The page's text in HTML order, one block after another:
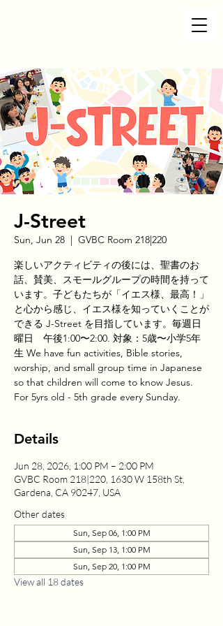
J-Street
Sun, Jun 28
  |
GVBC Room 218|220
楽しいアクティビティの後には、聖書のお
話、賛美、スモールグループの時間を持って
います。子どもたちが「イエス様、最高！」
と心から感じ、イエス様を知っていくことが
できる J-Street を目指しています。毎週日
曜日 午後1:00〜2:00. 対象：5歳〜小学5年
生 We have fun activities, Bible stories,
worship, and small group time in Japanese
so that children will come to know Jesus.
For 5yrs old - 5th grade every Sunday.
Details
Jun 28, 2026, 1:00 PM – 2:00 PM
GVBC Room 218|220, 1630 W 158th St,
Gardena, CA 90247, USA
Other dates
Sun, Sep 06, 1:00 PM
Sun, Sep 13, 1:00 PM
Sun, Sep 20, 1:00 PM
View all 18 dates